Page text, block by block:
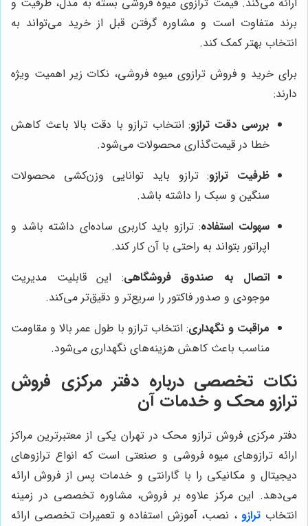
برند متفاوت است و مشاوره گرفتن قبل از خرید می‌تواند به
انتخاب بهتر کمک کند.
برای خرید و فروش ترازوی میوه فروشی، نکات زیر اهمیت ویژه
دارند:
بررسی دقت ترازو: انتخاب ترازو با دقت بالا باعث کاهش
خطا در قیمت‌گذاری محصولات می‌شود.
ظرفیت ترازو: ترازو باید توانایی وزن‌کشی محصولات
سنگین و سبک را داشته باشد.
سهولت استفاده: ترازو باید کاربری ساده‌ای داشته باشد و
اپراتور بتواند به راحتی با آن کار کند.
اتصال به صندوق فروشگاهی: این قابلیت مدیریت
موجودی و صدور فاکتور را سریع‌تر و دقیق‌تر می‌کند.
مراقبت و نگهداری: انتخاب ترازو با طول عمر بالا و مقاومت
مناسب باعث کاهش هزینه‌های نگهداری می‌شود.
نکات تخصصی درباره دفتر مرکزی فروش
ترازو محک و خدمات آن
دفتر مرکزی فروش ترازو محک در تهران یکی از معتبرترین مراکز
ارائه ترازوهای میوه فروشی و صنعتی است که انواع ترازوهای
دیجیتال و مکانیکی را با گارانتی و خدمات پس از فروش ارائه
می‌دهد. این مرکز علاوه بر فروش، مشاوره تخصصی در زمینه
انتخاب ترازو، نصب، آموزش استفاده و تعمیرات تخصصی ارائه